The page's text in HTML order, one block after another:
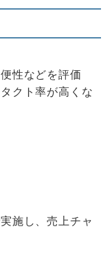
性などを評価
クト率が高くな
施し、売上チャ